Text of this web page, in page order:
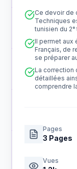
Ce devoir de
Techniques
tunisien du
Il permet aux
Français, de
se préparer
La correction
détaillées
comprendre
Pages
3 Pages
Vues